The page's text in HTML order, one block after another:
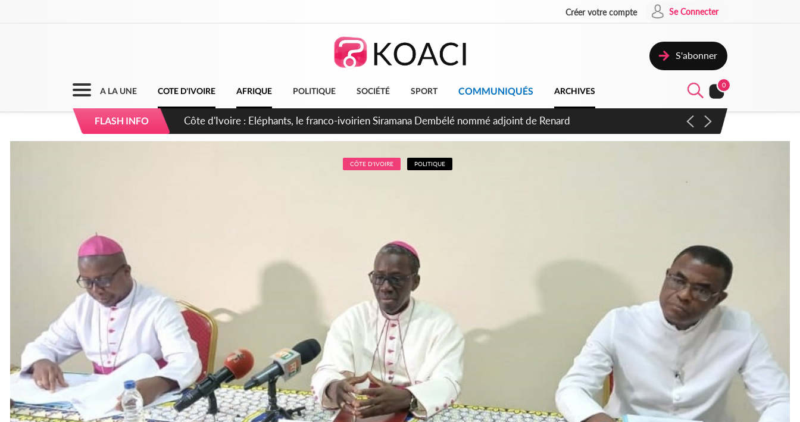
Créer votre compte Se Connecter
S'abonner
A LA UNE COTE D'IVOIRE AFRIQUE POLITIQUE SOCIÉTÉ SPORT COMMUNIQUÉS ARCHIVES
0
FLASH INFO Cameroun : 5 combattants séparatistes neutralisés, le Mindef dément les rumeurs d'exactions des civils
CÔTE D'IVOIRE POLITIQUE